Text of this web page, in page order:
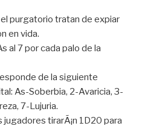
purgatorio tratan de expiar
en vida.
al 7 por cada palo de la
de la siguiente
As-Soberbia, 2-Avaricia, 3-
7-Lujuria.
tirarÃ¡n 1D20 para